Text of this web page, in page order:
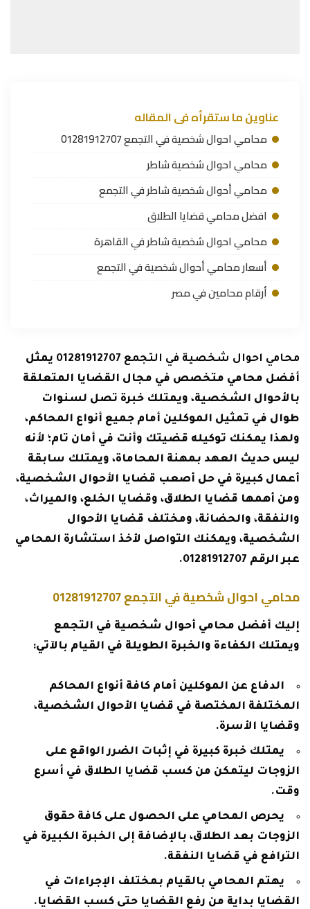
عناوين ما ستقرأه فى المقاله
محامي احوال شخصية في التجمع 01281912707
محامي احوال شخصية شاطر
محامي أحوال شخصية شاطر في التجمع
افضل محامي قضايا الطلاق
محامي احوال شخصية شاطر في القاهرة
أسعار محامي أحوال شخصية في التجمع
أرقام محامين في مصر
محامي احوال شخصية في التجمع 01281912707
يمثل
أفضل محامي متخصص في مجال القضايا المتعلقة
بالأحوال الشخصية، ويمتلك خبرة تصل لسنوات
طوال في تمثيل الموكلين أمام جميع أنواع المحاكم،
ولهذا يمكنك توكيله قضيتك وأنت في أمان تام؛ لأنه
ليس حديث العهد بمهنة المحاماة، ويمتلك سابقة
أعمال كبيرة في حل أصعب قضايا الأحوال الشخصية،
ومن أهمها قضايا الطلاق، وقضايا الخلع، والميراث،
والنفقة، والحضانة، ومختلف قضايا الأحوال
الشخصية، ويمكنك التواصل لأخذ استشارة المحامي
عبر الرقم 01281912707.
محامي احوال شخصية في التجمع 01281912707
إليك أفضل محامي أحوال شخصية في التجمع
ويمتلك الكفاءة والخبرة الطويلة في القيام بالآتي:
الدفاع عن الموكلين أمام كافة أنواع المحاكم
المختلفة المختصة في قضايا الأحوال الشخصية،
وقضايا الأسرة.
يمتلك خبرة كبيرة في إثبات الضرر الواقع على
الزوجات ليتمكن من كسب قضايا الطلاق في أسرع
وقت.
يحرص المحامي على الحصول على كافة حقوق
الزوجات بعد الطلاق، بالإضافة إلى الخبرة الكبيرة في
الترافع في قضايا النفقة.
يهتم المحامي بالقيام بمختلف الإجراءات في
القضايا بداية من رفع القضايا حتى كسب القضايا.